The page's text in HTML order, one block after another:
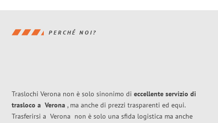
PERCHÉ NOI?
Traslochi Verona non è solo sinonimo di eccellente servizio di
trasloco a Verona , ma anche di prezzi trasparenti ed equi.
Trasferirsi a Verona non è solo una sfida logistica ma anche